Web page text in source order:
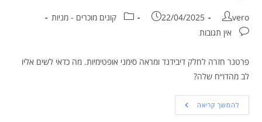
vero
22/04/2025
קונים מוכרים - מניות
אין תגובות
פרטנר חזרה לחלק דיבידנד ומראה סימני אופטימיות. מה כדאי לשים אליו
לב מהדו״ח שלה?
להמשך קריאה